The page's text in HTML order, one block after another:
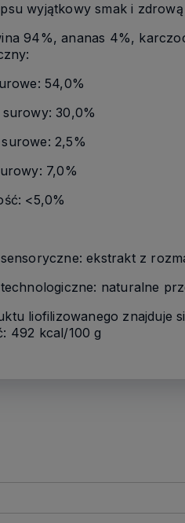
wyjątkowy smak i
94%, ananas 4%,
54,0%
surowy: 30,0%
2,5%
7,0%
<5,0%
ekstrakt z
naturalne
liofilizowanego znajduje
492 kcal/100 g